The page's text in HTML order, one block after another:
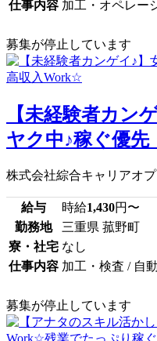
仕事内容 加工・オペレー
募集が停止しています
【未経験者カン
ヤク中♪稼ぐ優
株式会社綜合キャリアオ
給与 時給1,430円〜
勤務地
三重県 菰野町
寮・社宅 なし
仕事内容 加工・検査 / 自
募集が停止しています